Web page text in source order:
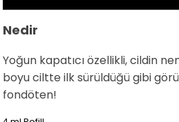
Nedir
Yoğun kapatıcı özellikli, cildin
boyu ciltte ilk sürüldüğü gibi
fondöten!